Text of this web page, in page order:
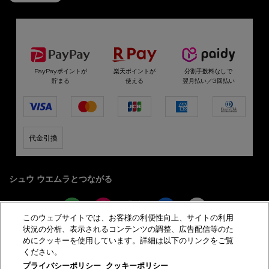
PayPayポイントが
貯まる
楽天ポイントが
使える
分割手数料なしで
翌月払い／3回払い
代金引換
シュウ ウエムラとつながる
特定商取引法に基づく表示 会員規約
このウェブサイトでは、お客様の利便性向上、サイトの利用
状況の分析、表示されるコンテンツの調整、広告配信等のた
めにクッキーを使用しています。詳細は以下のリンクをご覧
ください。
プライバシーポリシー
クッキーポリシー